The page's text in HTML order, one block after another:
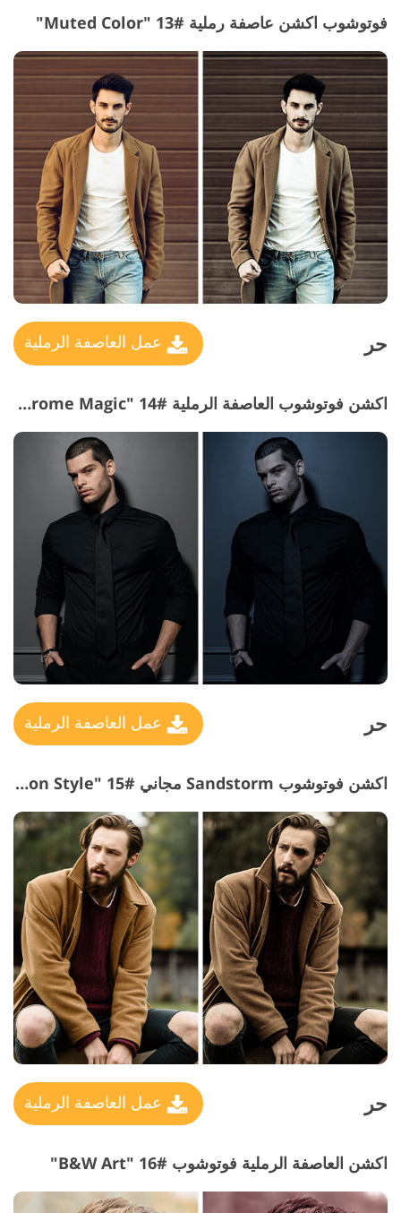
فوتوشوب اكشن عاصفة رملية #13 "Muted Color"
حر عمل العاصفة الرملية
اكشن فوتوشوب العاصفة الرملية #14 "Monochrome Magic"
حر عمل العاصفة الرملية
اكشن فوتوشوب Sandstorm مجاني #15 "Action Style"
حر عمل العاصفة الرملية
اكشن العاصفة الرملية فوتوشوب #16 "B&W Art"